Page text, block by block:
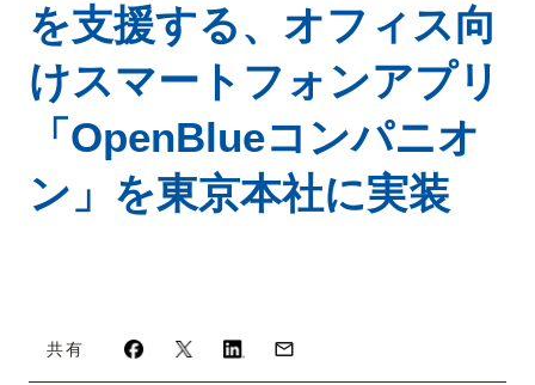
を支援する、オフィス向
けスマートフォンアプリ
「OpenBlueコンパニオ
ン」を東京本社に実装
共有